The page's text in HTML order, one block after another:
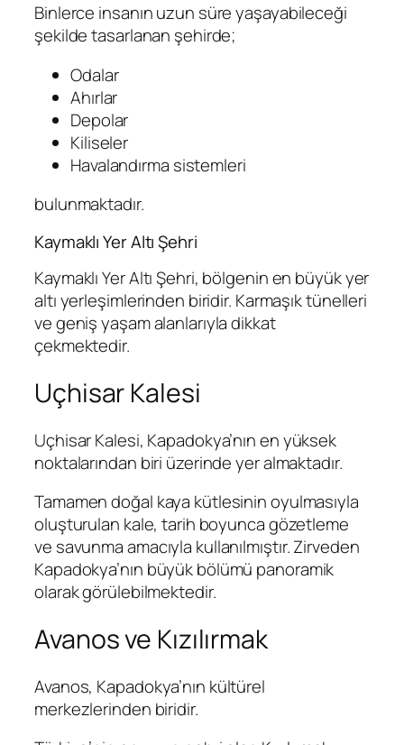
Binlerce insanın uzun süre yaşayabileceği
şekilde tasarlanan şehirde;
Odalar
Ahırlar
Depolar
Kiliseler
Havalandırma sistemleri
bulunmaktadır.
Kaymaklı Yer Altı Şehri
Kaymaklı Yer Altı Şehri, bölgenin en büyük yer
altı yerleşimlerinden biridir. Karmaşık tünelleri
ve geniş yaşam alanlarıyla dikkat
çekmektedir.
Uçhisar Kalesi
Uçhisar Kalesi, Kapadokya’nın en yüksek
noktalarından biri üzerinde yer almaktadır.
Tamamen doğal kaya kütlesinin oyulmasıyla
oluşturulan kale, tarih boyunca gözetleme
ve savunma amacıyla kullanılmıştır. Zirveden
Kapadokya’nın büyük bölümü panoramik
olarak görülebilmektedir.
Avanos ve Kızılırmak
Avanos, Kapadokya’nın kültürel
merkezlerinden biridir.